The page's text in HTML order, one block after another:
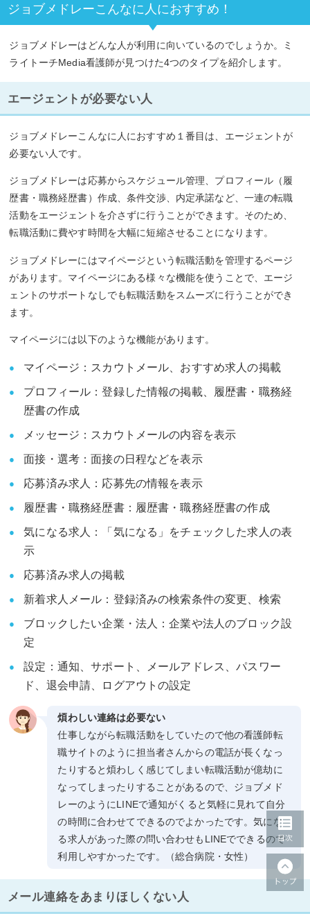
ジョブメドレーこんなに人におすすめ！
ジョブメドレーはどんな人が利用に向いているのでしょうか。ミ
ライトーチMedia看護師が見つけた4つのタイプを紹介します。
エージェントが必要ない人
ジョブメドレーこんなに人におすすめ１番目は、エージェントが
必要ない人です。
ジョブメドレーは応募からスケジュール管理、プロフィール（履
歴書・職務経歴書）作成、条件交渉、内定承諾など、一連の転職
活動をエージェントを介さずに行うことができます。そのため、
転職活動に費やす時間を大幅に短縮させることになります。
ジョブメドレーにはマイページという転職活動を管理するページ
があります。マイページにある様々な機能を使うことで、エージ
ェントのサポートなしでも転職活動をスムーズに行うことができ
ます。
マイページには以下のような機能があります。
マイページ：スカウトメール、おすすめ求人の掲載
プロフィール：登録した情報の掲載、履歴書・職務経
歴書の作成
メッセージ：スカウトメールの内容を表示
面接・選考：面接の日程などを表示
応募済み求人：応募先の情報を表示
履歴書・職務経歴書：履歴書・職務経歴書の作成
気になる求人：「気になる」をチェックした求人の表
示
応募済み求人の掲載
新着求人メール：登録済みの検索条件の変更、検索
ブロックしたい企業・法人：企業や法人のブロック設
定
設定：通知、サポート、メールアドレス、パスワー
ド、退会申請、ログアウトの設定
煩わしい連絡は必要ない
仕事しながら転職活動をしていたので他の看護師転
職サイトのように担当者さんからの電話が長くなっ
たりすると煩わしく感じてしまい転職活動が億劫に
なってしまったりすることがあるので、ジョブメド
レーのようにLINEで通知がくると気軽に見れて自分
の時間に合わせてできるのでよかったです。気にな
る求人があった際の問い合わせもLINEでできるので
利用しやすかったです。（総合病院・女性）
メール連絡をあまりほしくない人